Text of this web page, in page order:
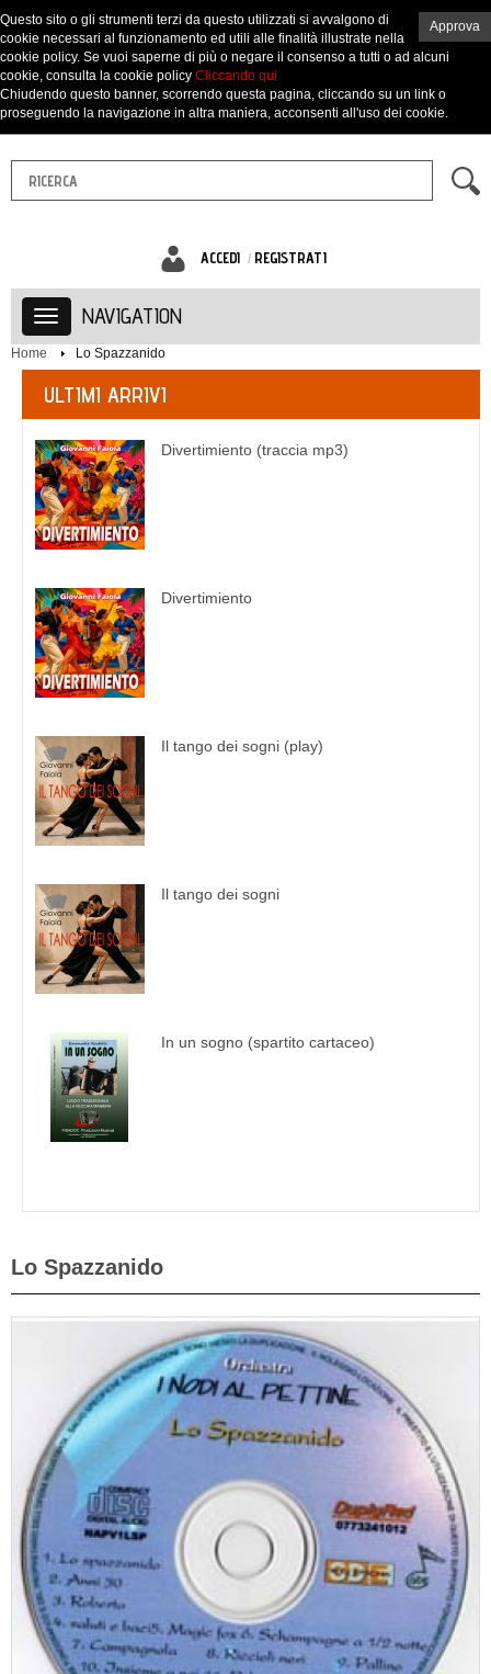
ACCEDI REGISTRATI
NAVIGATION
Home Lo Spazzanido
ULTIMI ARRIVI
Divertimiento (traccia mp3)
Divertimiento
Il tango dei sogni (play)
Il tango dei sogni
In un sogno (spartito cartaceo)
Lo Spazzanido
Approva
Questo sito o gli strumenti terzi da questo utilizzati si avvalgono di
cookie necessari al funzionamento ed utili alle finalità illustrate nella
cookie policy. Se vuoi saperne di più o negare il consenso a tutti o ad alcuni
cookie, consulta la cookie policy Cliccando qui
Chiudendo questo banner, scorrendo questa pagina, cliccando su un link o
proseguendo la navigazione in altra maniera, acconsenti all'uso dei cookie.